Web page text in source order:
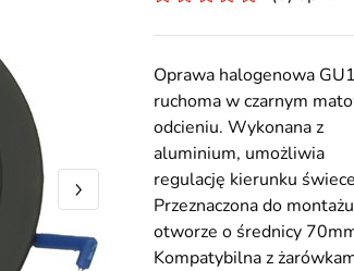
Oprawa halogenowa
ruchoma w czarnym
odcieniu. Wykonana z
aluminium, umożliwia
regulację kierunku
Przeznaczona do
otworze o średnicy
Kompatybilna z